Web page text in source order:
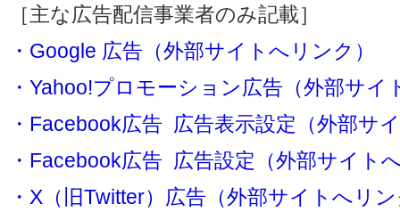
［主な広告配信事業者のみ記載］
・Google 広告（外部サイトへリンク）
・Yahoo!プロモーション広告（外部サイ
・Facebook広告 広告表示設定（外部サ
・Facebook広告 広告設定（外部サイト
・X（旧Twitter）広告（外部サイトへリ